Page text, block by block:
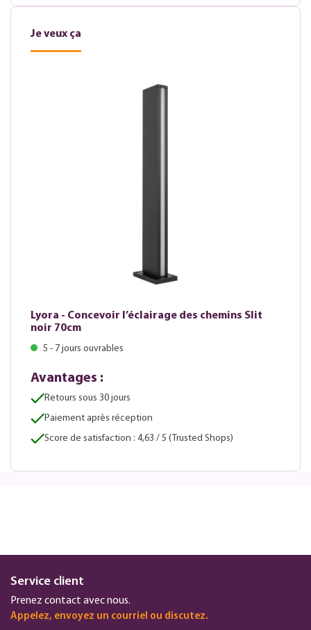
Je veux ça
Lyora - Concevoir l’éclairage des chemins Slit
noir 70cm
5 - 7 jours ouvrables
Avantages :
Retours sous 30 jours
Paiement après réception
Score de satisfaction : 4,63 / 5 (Trusted Shops)
Service client
Prenez contact avec nous.
Appelez, envoyez un courriel ou discutez.